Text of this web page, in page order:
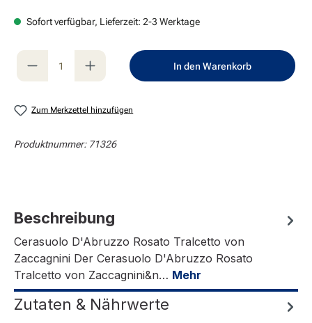
Sofort verfügbar, Lieferzeit: 2-3 Werktage
Produkt Anzahl: Gib den gewünschten
In den Warenkorb
Zum Merkzettel hinzufügen
Produktnummer: 71326
Beschreibung
Cerasuolo D'Abruzzo Rosato Tralcetto von
Zaccagnini Der Cerasuolo D'Abruzzo Rosato
Tralcetto von Zaccagnini&n… Mehr
Zutaten & Nährwerte